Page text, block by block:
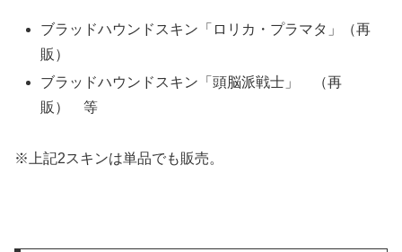
ブラッドハウンドスキン「ロリカ・プラマタ」（再
販）
ブラッドハウンドスキン「頭脳派戦士」 （再
販） 等
※上記2スキンは単品でも販売。